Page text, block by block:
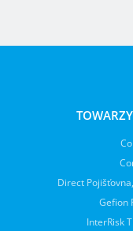
Direct
Gefion
InterRisk